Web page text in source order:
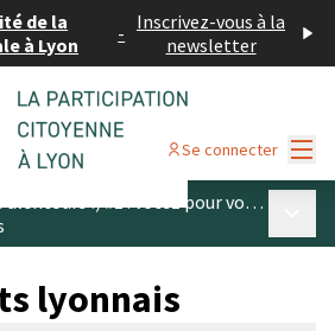
de la
à Lyon
- Inscrivez-vous à la
newsletter
Se connecter
Fabriqué à Lyon (et ses alentours !) #1 : votez pour vos produits préférés
lyonnais